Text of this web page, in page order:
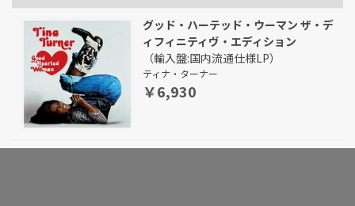
グッド・ハーテッド・ウーマン ザ・デ
ィフィニティヴ・エディション
（輸入盤:国内流通仕様LP）
ティナ・ターナー
￥6,930